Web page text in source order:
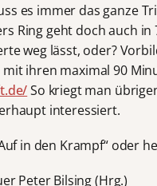
es immer das ganze
Ring geht doch auch
weg lässt, oder?
ihren maximal 90
So kriegt man
interessiert.
in den Krampf“ oder
Peter Bilsing (Hrg.)